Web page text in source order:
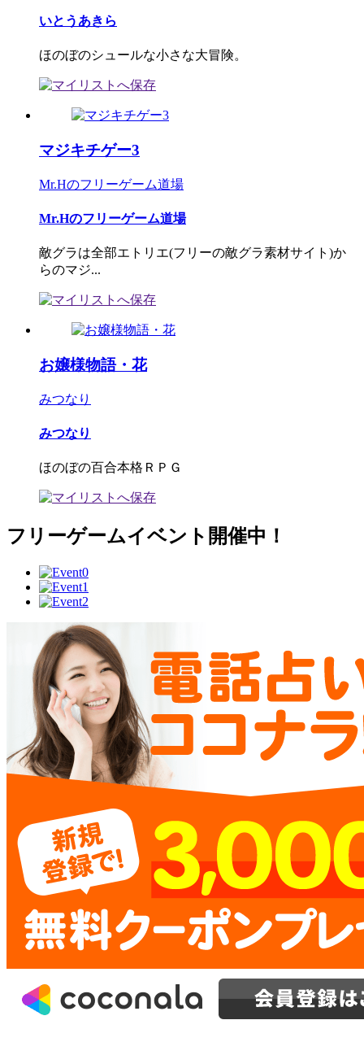
いとうあきら
ほのぼのシュールな小さな大冒険。
マジキチゲー3
Mr.Hのフリーゲーム道場
Mr.Hのフリーゲーム道場
敵グラは全部エトリエ(フリーの敵グラ素材サイト)か
らのマジ...
お嬢様物語・花
みつなり
みつなり
ほのぼの百合本格ＲＰＧ
フリーゲームイベント開催中！